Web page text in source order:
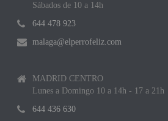
Sábados de 10 a 14h
644 478 923
malaga@elperrofeliz.com
MADRID CENTRO
Lunes a Domingo 10 a 14h - 17 a 21h
644 436 630